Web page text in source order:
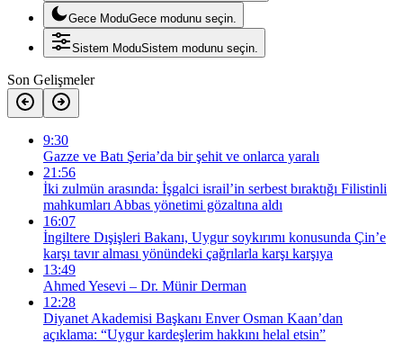
Gece ModuGece modunu seçin.
Sistem ModuSistem modunu seçin.
Son Gelişmeler
9:30
Gazze ve Batı Şeria’da bir şehit ve onlarca yaralı
21:56
İki zulmün arasında: İşgalci israil’in serbest bıraktığı Filistinli
mahkumları Abbas yönetimi gözaltına aldı
16:07
İngiltere Dışişleri Bakanı, Uygur soykırımı konusunda Çin’e
karşı tavır alması yönündeki çağrılarla karşı karşıya
13:49
Ahmed Yesevi – Dr. Münir Derman
12:28
Diyanet Akademisi Başkanı Enver Osman Kaan’dan
açıklama: “Uygur kardeşlerim hakkını helal etsin”